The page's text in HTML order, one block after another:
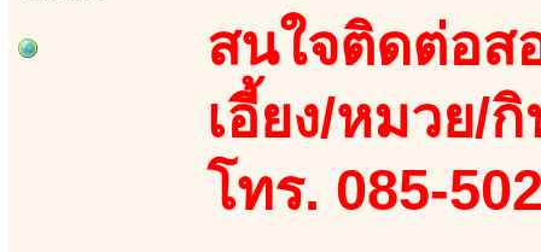
สนใจติดต่อส
เอี้ยง/หมวย/
โทร. 085-